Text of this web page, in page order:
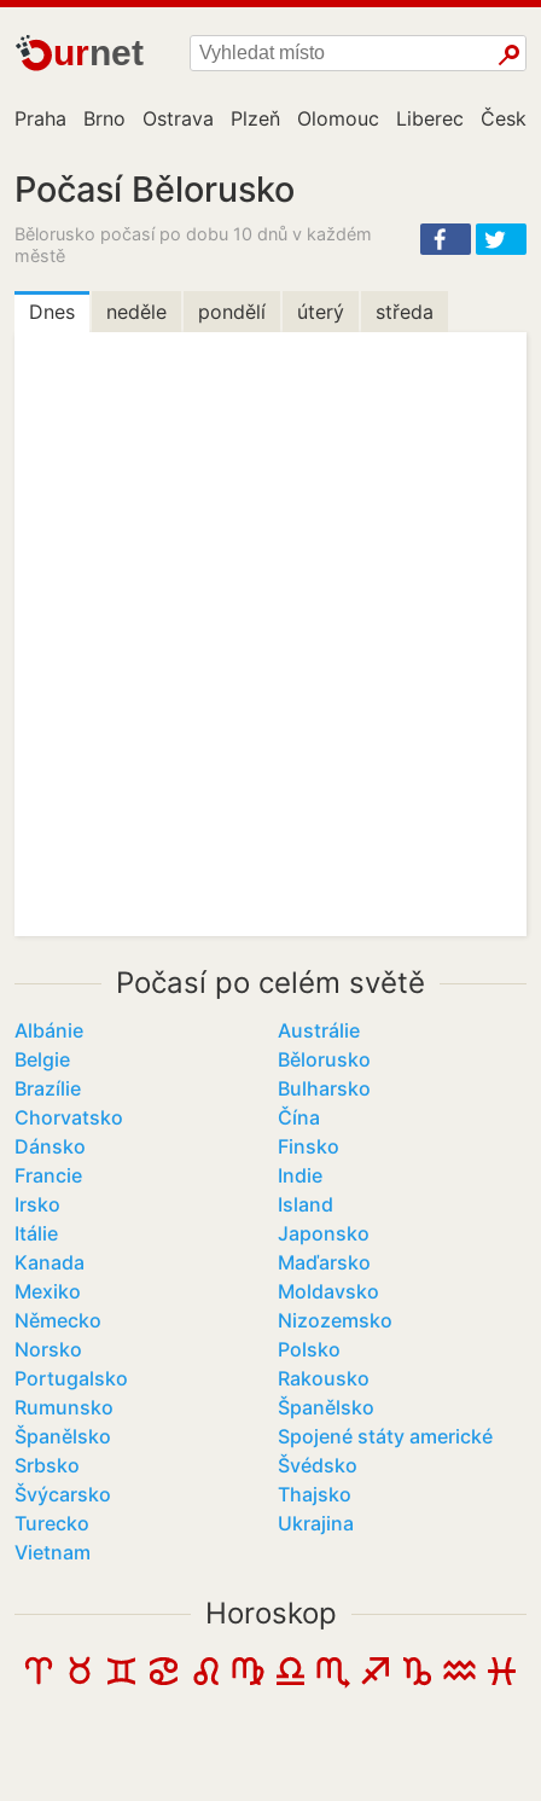
urnet
Praha Brno Ostrava Plzeň Olomouc Liberec
Počasí Bělorusko
Bělorusko počasí po dobu 10 dnů v každém
městě
Dnes neděle pondělí úterý středa
Počasí po celém světě
Albánie
Austrálie
Belgie
Bělorusko
Brazílie
Bulharsko
Chorvatsko
Čína
Dánsko
Finsko
Francie
Indie
Irsko
Island
Itálie
Japonsko
Kanada
Maďarsko
Mexiko
Moldavsko
Německo
Nizozemsko
Norsko
Polsko
Portugalsko
Rakousko
Rumunsko
Španělsko
Španělsko
Spojené státy americké
Srbsko
Švédsko
Švýcarsko
Thajsko
Turecko
Ukrajina
Vietnam
Horoskop